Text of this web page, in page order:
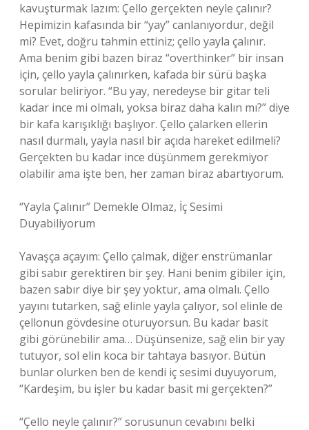
kavuşturmak lazım: Çello gerçekten neyle çalınır?
Hepimizin kafasında bir “yay” canlanıyordur, değil
mi? Evet, doğru tahmin ettiniz; çello yayla çalınır.
Ama benim gibi bazen biraz “overthinker” bir insan
için, çello yayla çalınırken, kafada bir sürü başka
sorular beliriyor. “Bu yay, neredeyse bir gitar teli
kadar ince mi olmalı, yoksa biraz daha kalın mı?” diye
bir kafa karışıklığı başlıyor. Çello çalarken ellerin
nasıl durmalı, yayla nasıl bir açıda hareket edilmeli?
Gerçekten bu kadar ince düşünmem gerekmiyor
olabilir ama işte ben, her zaman biraz abartıyorum.
“Yayla Çalınır” Demekle Olmaz, İç Sesimi
Duyabiliyorum
Yavaşça açayım: Çello çalmak, diğer enstrümanlar
gibi sabır gerektiren bir şey. Hani benim gibiler için,
bazen sabır diye bir şey yoktur, ama olmalı. Çello
yayını tutarken, sağ elinle yayla çalıyor, sol elinle de
çellonun gövdesine oturuyorsun. Bu kadar basit
gibi görünebilir ama… Düşünsenize, sağ elin bir yay
tutuyor, sol elin koca bir tahtaya basıyor. Bütün
bunlar olurken ben de kendi iç sesimi duyuyorum,
“Kardeşim, bu işler bu kadar basit mi gerçekten?”
“Çello neyle çalınır?” sorusunun cevabını belki